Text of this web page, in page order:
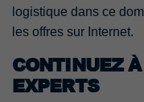
logistique dans ce
les offres sur Internet.
CONTINUEZ
EXPERTS